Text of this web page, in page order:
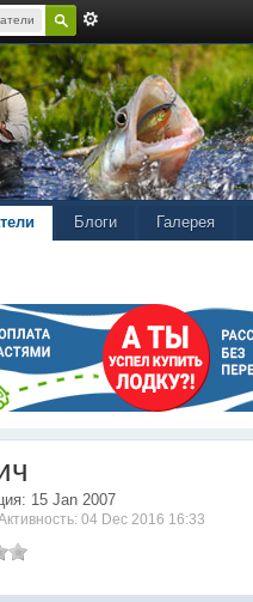
Блоги Галерея
15 Jan 2007
04 Dec 2016 16:33